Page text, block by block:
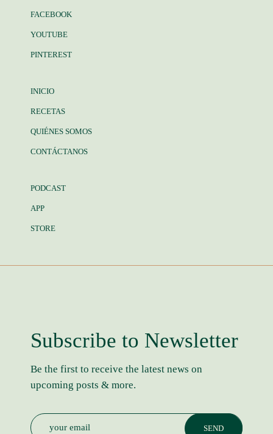
FACEBOOK
YOUTUBE
PINTEREST
INICIO
RECETAS
QUIÉNES SOMOS
CONTÁCTANOS
PODCAST
APP
STORE
Subscribe to Newsletter
Be the first to receive the latest news on
upcoming posts & more.